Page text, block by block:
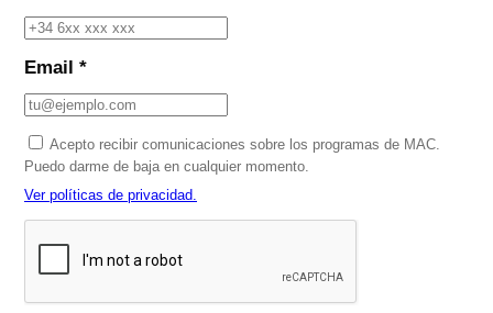
Email *
Acepto recibir comunicaciones sobre los programas de MAC.
Puedo darme de baja en cualquier momento.
Ver políticas de privacidad.